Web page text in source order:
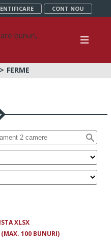
CONT NOU
FERME
XLSX
(MAX. 100 BUNURI)